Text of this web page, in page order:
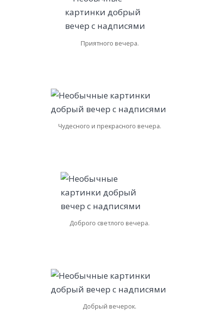
Приятного вечера.
Чудесного и прекрасного вечера.
Доброго светлого вечера.
Добрый вечерок.